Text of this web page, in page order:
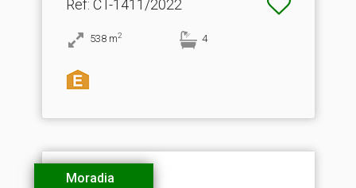
Ref: CT-1411/2022
538 m2 4
Moradia